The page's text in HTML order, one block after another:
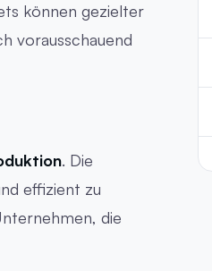
können gezielter
vorausschauend
. Die
effizient zu
die